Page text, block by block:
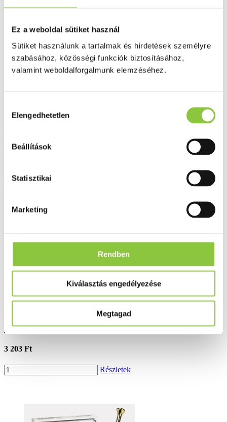
Ez a weboldal sütiket használ
Sütiket használunk a tartalmak és hirdetések személyre
szabásához, közösségi funkciók biztosításához,
valamint weboldalforgalmunk elemzéséhez.
kiválasztása
Elengedhetetlen
Beállítások
Statisztikai
Marketing
Rendben
Kiválasztás engedélyezése
Megtagad
100+cink+vitaminok tabletta - 30 db
Pharmax Selenorg szelén tabletta 60 db
3 203 Ft
Részletek